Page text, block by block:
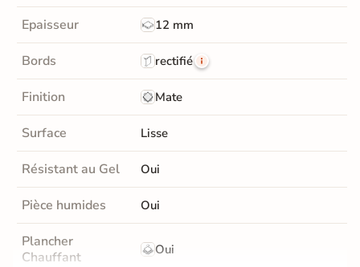
Epaisseur 12 mm
Bords rectifié
Finition Mate
Surface Lisse
Résistant au Gel Oui
Pièce humides Oui
Plancher
Chauffant
Oui